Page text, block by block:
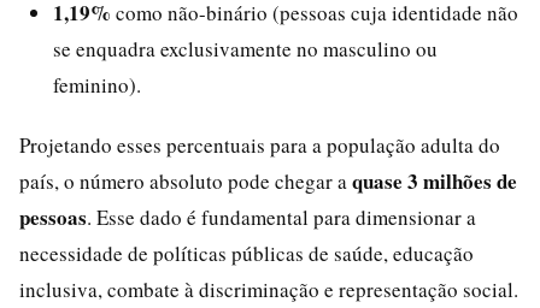
1,19% como não-binário (pessoas cuja identidade não
se enquadra exclusivamente no masculino ou
feminino).
Projetando esses percentuais para a população adulta do
país, o número absoluto pode chegar a quase 3 milhões de
pessoas. Esse dado é fundamental para dimensionar a
necessidade de políticas públicas de saúde, educação
inclusiva, combate à discriminação e representação social.